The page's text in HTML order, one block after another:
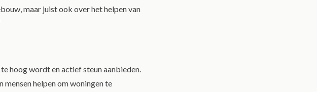
maar juist ook over het helpen van
hoog wordt en actief steun aanbieden.
helpen om woningen te